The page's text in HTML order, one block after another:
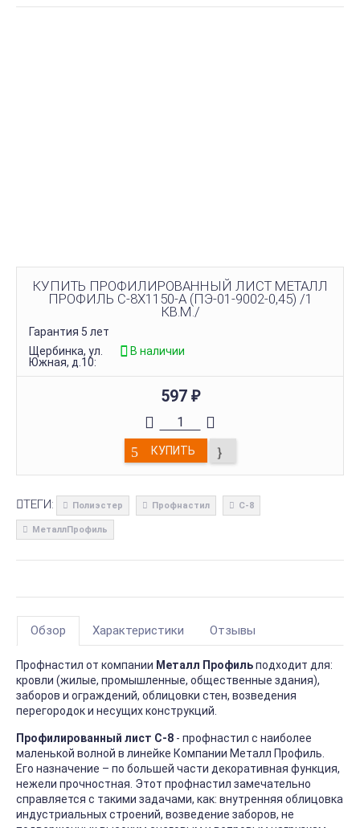
КУПИТЬ ПРОФИЛИРОВАННЫЙ ЛИСТ МЕТАЛЛ
ПРОФИЛЬ С-8Х1150-A (ПЭ-01-9002-0,45) /1
КВ.М./
Гарантия 5 лет
Щербинка, ул.
Южная, д.10:
В наличии
597 ₽
КУПИТЬ
ТЕГИ: Полиэстер Профнастил С-8
МеталлПрофиль
Обзор Характеристики Отзывы
Профнастил от компании Металл Профильподходит для:
кровли (жилые, промышленные, общественные здания),
заборов и ограждений, облицовки стен, возведения
перегородок и несущих конструкций.
Профилированный лист С-8 - профнастил с наиболее
маленькой волной в линейке Компании Металл Профиль.
Его назначение – по большей части декоративная функция,
нежели прочностная. Этот профнастил замечательно
справляется с такими задачами, как: внутренняя облицовка
индустриальных строений, возведение заборов, не